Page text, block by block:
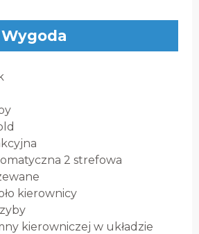
2 strefowa
kierownicy
kierowniczej w układzie